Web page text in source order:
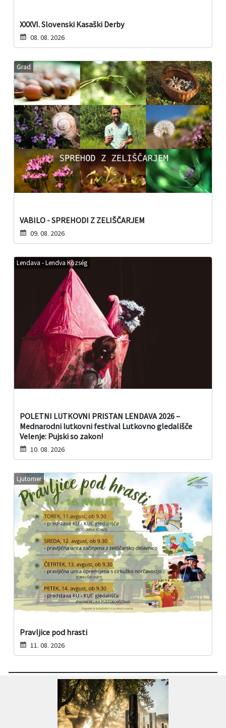
XXXVI. Slovenski Kasaški Derby
08. 08. 2026
Grad
VABILO - SPREHODI Z ZELIŠČARJEM
09. 08. 2026
Lendava - Lendva Község
POLETNI LUTKOVNI PRISTAN LENDAVA 2026 –
Mednarodni lutkovni festival Lutkovno gledališče
Velenje: Pujski so zakon!
10. 08. 2026
Ljutomer
Pravljice pod hrasti
11. 08. 2026